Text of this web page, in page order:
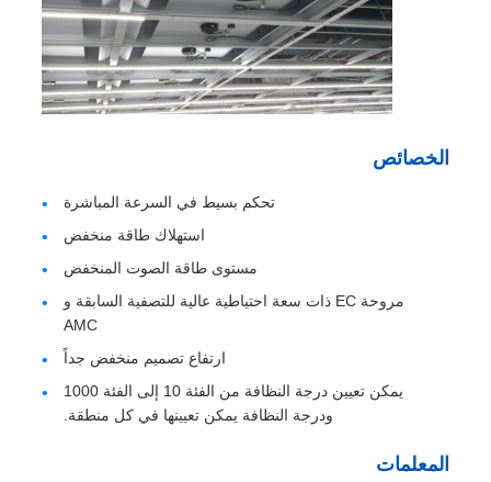
الخصائص
تحكم بسيط في السرعة المباشرة
استهلاك طاقة منخفض
مستوى طاقة الصوت المنخفض
مروحة EC ذات سعة احتياطية عالية للتصفية السابقة و
AMC
ارتفاع تصميم منخفض جداً
يمكن تعيين درجة النظافة من الفئة 10 إلى الفئة 1000
ودرجة النظافة يمكن تعيينها في كل منطقة.
المعلمات